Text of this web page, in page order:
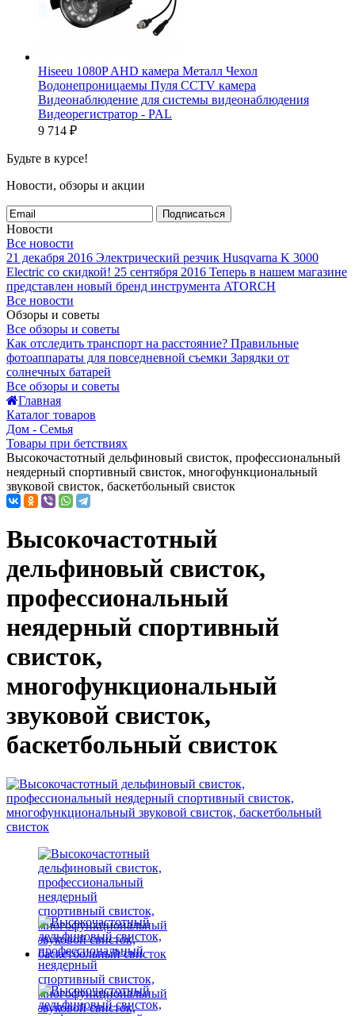
Hiseeu 1080P AHD камера Металл Чехол
Водонепроницаемы Пуля CCTV камера
Видеонаблюдение для системы видеонаблюдения
Видеорегистратор - PAL
9 714 ₽
Будьте в курсе!
Новости, обзоры и акции
Подписаться
Новости
Все новости
21 декабря 2016 Электрический резчик Husqvarna K 3000
Electric со скидкой! 25 сентября 2016 Теперь в нашем магазине
представлен новый бренд инструмента ATORCH
Все новости
Обзоры и советы
Все обзоры и советы
Как отследить транспорт на расстояние? Правильные
фотоаппараты для повседневной съемки Зарядки от
солнечных батарей
Все обзоры и советы
Главная
Каталог товаров
Дом - Семья
Товары при бетствиях
Высокочастотный дельфиновый свисток, профессиональный
неядерный спортивный свисток, многофункциональный
звуковой свисток, баскетбольный свисток
Высокочастотный
дельфиновый свисток,
профессиональный
неядерный спортивный
свисток,
многофункциональный
звуковой свисток,
баскетбольный свисток